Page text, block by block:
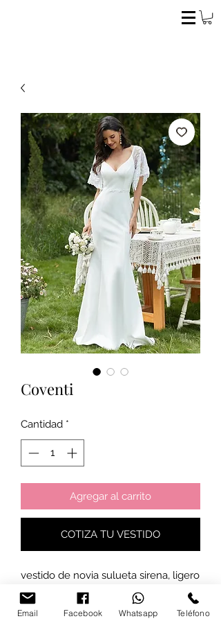
Coventi
Cantidad *
Agregar al carrito
COTIZA TU VESTIDO
vestido de novia sulueta sirena, ligero
de mangas aplias de encaje
Email Facebook Whatsapp Teléfono